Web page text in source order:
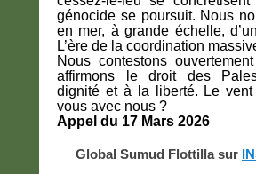
génocide se poursuit. Nous
en mer, à grande échelle,
L’ère de la coordination
Nous contestons
affirmons le droit des
dignité et à la liberté. Le
vous avec nous ?
Appel du 17 Mars 2026
Global Sumud Flottilla sur